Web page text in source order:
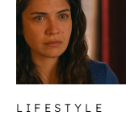
LIFESTYLE